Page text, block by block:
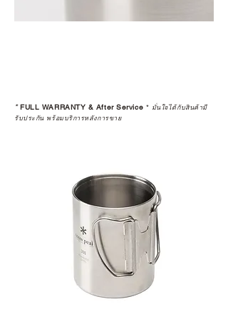
*FULL WARRANTY & After Service * มั่นใจได้กับสินค้ามี
รับประกัน พร้อมบริการหลังการขาย